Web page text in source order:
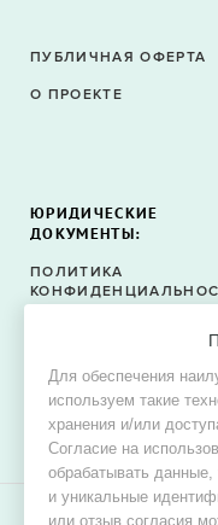
Для обеспечения
используем такие
хранения и/или
Согласие на
обрабатывать данные,
и уникальные
или отзыв согласия
ПУБЛИЧНАЯ ОФЕРТА
О ПРОЕКТЕ
ЮРИДИЧЕСКИЕ
ДОКУМЕНТЫ:
ПОЛИТИКА
СОГЛАСИЕ НА
ПЕРСОНАЛЬНЫХ